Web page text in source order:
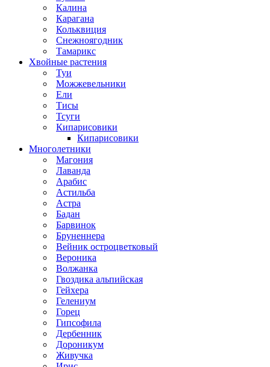
Калина
Карагана
Кольквиция
Снежноягодник
Тамарикс
Хвойные растения
Туи
Можжевельники
Ели
Тисы
Тсуги
Кипарисовики
Кипарисовики
Многолетники
Магония
Лаванда
Арабис
Астильба
Астра
Бадан
Барвинок
Бруненнера
Вейник остроцветковый
Вероника
Волжанка
Гвоздика альпийская
Гейхера
Гелениум
Горец
Гипсофила
Дербенник
Дороникум
Живучка